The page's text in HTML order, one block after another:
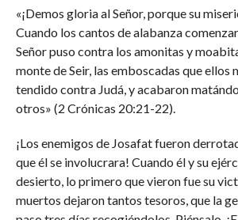
«¡Demos gloria al Señor, porque su
Cuando los cantos de alabanza
Señor puso contra los amonitas y
monte de Seir, las emboscadas que ellos
tendido contra Judá, y acabaron
otros» (2 Crónicas 20:21-22).
¡Los enemigos de Josafat fueron
que él se involucrara! Cuando él y su
desierto, lo primero que vieron fue su
muertos dejaron tantos tesoros, que la